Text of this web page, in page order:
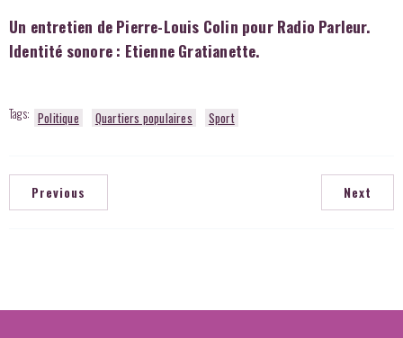
Un entretien de Pierre-Louis Colin pour Radio Parleur.
Identité sonore : Etienne Gratianette.
Tags: Politique Quartiers populaires Sport
Previous Next